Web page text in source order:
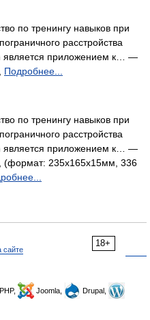
по тренингу навыков при
расстройства
является приложением к… —
Подробнее...
по тренингу навыков при
расстройства
является приложением к… —
(формат: 235x165x15мм, 336
18+
сайте
Joomla,
Drupal,